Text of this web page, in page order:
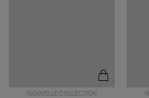
NOUVELLE COLLECTION